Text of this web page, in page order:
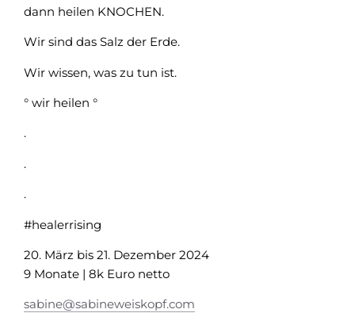
dann heilen KNOCHEN.
Wir sind das Salz der Erde.
Wir wissen, was zu tun ist.
° wir heilen °
.
.
.
#healerrising
20. März bis 21. Dezember 2024
9 Monate | 8k Euro netto
sabine@sabineweiskopf.com